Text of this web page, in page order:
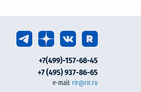
+7(499)-157-68-45
+7 (495) 937-86-65
e-mail: rir@rir.ru